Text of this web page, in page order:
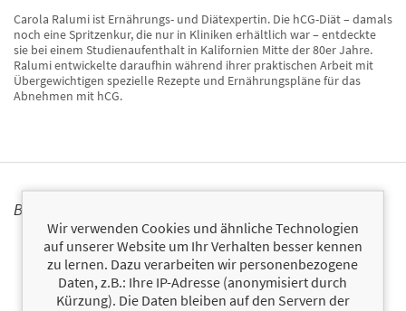
Carola Ralumi ist Ernährungs- und Diätexpertin. Die hCG-Diät – damals
noch eine Spritzenkur, die nur in Kliniken erhältlich war – entdeckte
sie bei einem Studienaufenthalt in Kalifornien Mitte der 80er Jahre.
Ralumi entwickelte daraufhin während ihrer praktischen Arbeit mit
Übergewichtigen spezielle Rezepte und Ernährungspläne für das
Abnehmen mit hCG.
BÜCHER
Wir verwenden Cookies und ähnliche Technologien
auf unserer Website um Ihr Verhalten besser kennen
zu lernen. Dazu verarbeiten wir personenbezogene
Daten, z.B.: Ihre IP-Adresse (anonymisiert durch
Kürzung). Die Daten bleiben auf den Servern der